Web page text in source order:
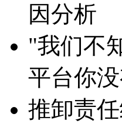
因分析
"我们不
平台你
推卸责